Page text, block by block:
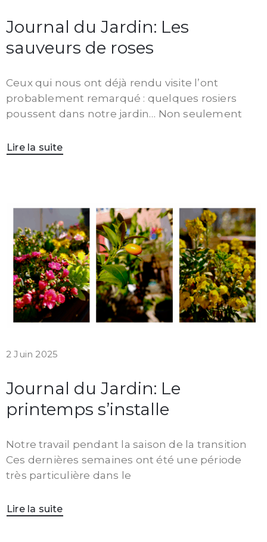
Journal du Jardin: Les
sauveurs de roses
Ceux qui nous ont déjà rendu visite l’ont
probablement remarqué : quelques rosiers
poussent dans notre jardin… Non seulement
Lire la suite
2 Juin 2025
Journal du Jardin: Le
printemps s’installe
Notre travail pendant la saison de la transition
Ces dernières semaines ont été une période
très particulière dans le
Lire la suite